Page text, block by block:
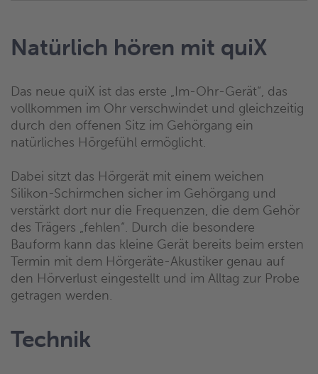
Natürlich hören mit quiX
Das neue quiX ist das erste „Im-Ohr-Gerät“, das
vollkommen im Ohr verschwindet und gleichzeitig
durch den offenen Sitz im Gehörgang ein
natürliches Hörgefühl ermöglicht.
Dabei sitzt das Hörgerät mit einem weichen
Silikon-Schirmchen sicher im Gehörgang und
verstärkt dort nur die Frequenzen, die dem Gehör
des Trägers „fehlen“. Durch die besondere
Bauform kann das kleine Gerät bereits beim ersten
Termin mit dem Hörgeräte-Akustiker genau auf
den Hörverlust eingestellt und im Alltag zur Probe
getragen werden.
Technik